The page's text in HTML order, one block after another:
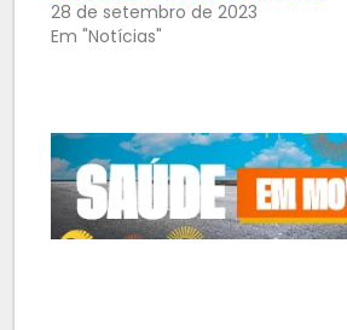
28 de setembro de 2023
Em "Notícias"